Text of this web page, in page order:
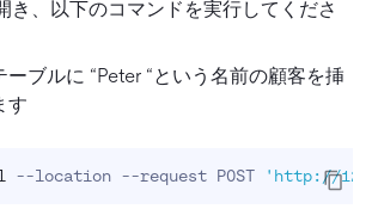
き、以下のコマンドを実行してくださ
ーブルに “Peter “という名前の顧客を挿
す
--location --request POST 'http://